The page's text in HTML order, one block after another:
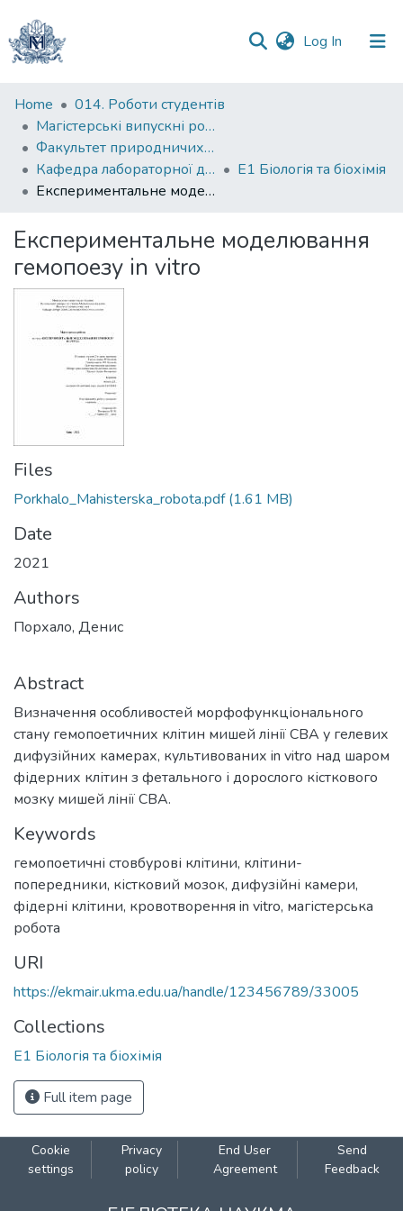
Log In (current)
Communities
&
Collections
All of DSpace
Statistics
Home
014. Роботи студентів
Магістерські випускні роботи
Факультет природничих наук
Кафедра лабораторної діагностики біологічних систем
Е1 Біологія та біохімія
Експериментальне моделювання гемопоезу in vitro
Експериментальне моделювання
гемопоезу in vitro
Files
Porkhalo_Mahisterska_robota.pdf(1.61 MB)
Date
2021
Authors
Порхало, Денис
Abstract
Визначення особливостей морфофункціонального
стану гемопоетичних клітин мишей лінії CBA у гелевих
дифузійних камерах, культивованих in vitro над шаром
фідерних клітин з фетального і дорослого кісткового
мозку мишей лінії СВА.
Keywords
гемопоетичні стовбурові клітини, клітини-
попередники, кістковий мозок, дифузійні камери,
фідерні клітини, кровотворення in vitro, магістерська
робота
URI
https://ekmair.ukma.edu.ua/handle/123456789/33005
Collections
Е1 Біологія та біохімія
Full item page
Cookie
settings
Privacy
policy
End User
Agreement
Send
Feedback